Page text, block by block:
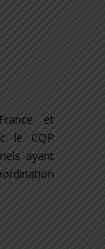
et
le CQP
ayant